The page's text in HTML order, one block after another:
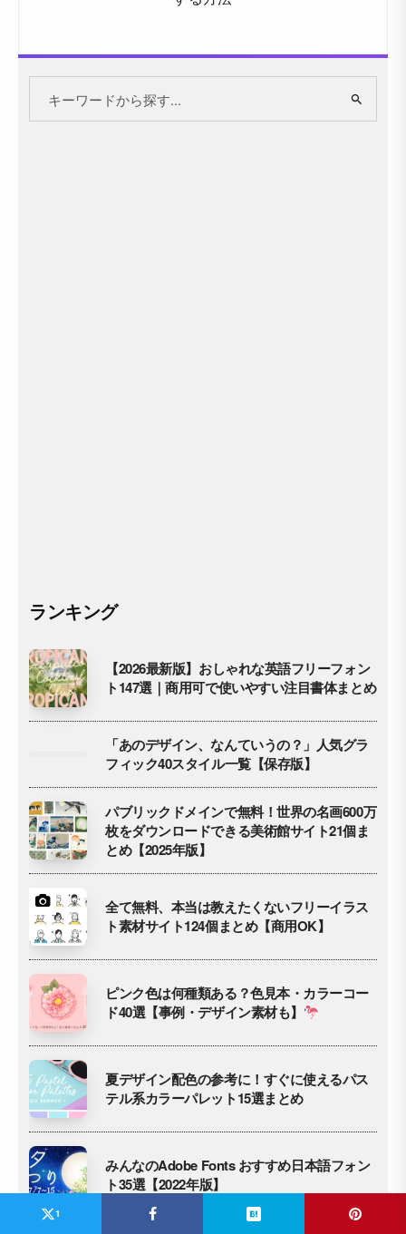
ランキング
【2026最新版】おしゃれな英語フリーフォン
ト147選｜商用可で使いやすい注目書体まとめ
「あのデザイン、なんていうの？」人気グラ
フィック40スタイル一覧【保存版】
パブリックドメインで無料！世界の名画600万
枚をダウンロードできる美術館サイト21個ま
とめ【2025年版】
全て無料、本当は教えたくないフリーイラス
ト素材サイト124個まとめ【商用OK】
ピンク色は何種類ある？色見本・カラーコー
ド40選【事例・デザイン素材も】
夏デザイン配色の参考に！すぐに使えるパス
テル系カラーパレット15選まとめ
みんなのAdobe Fonts おすすめ日本語フォン
ト35選【2022年版】
1